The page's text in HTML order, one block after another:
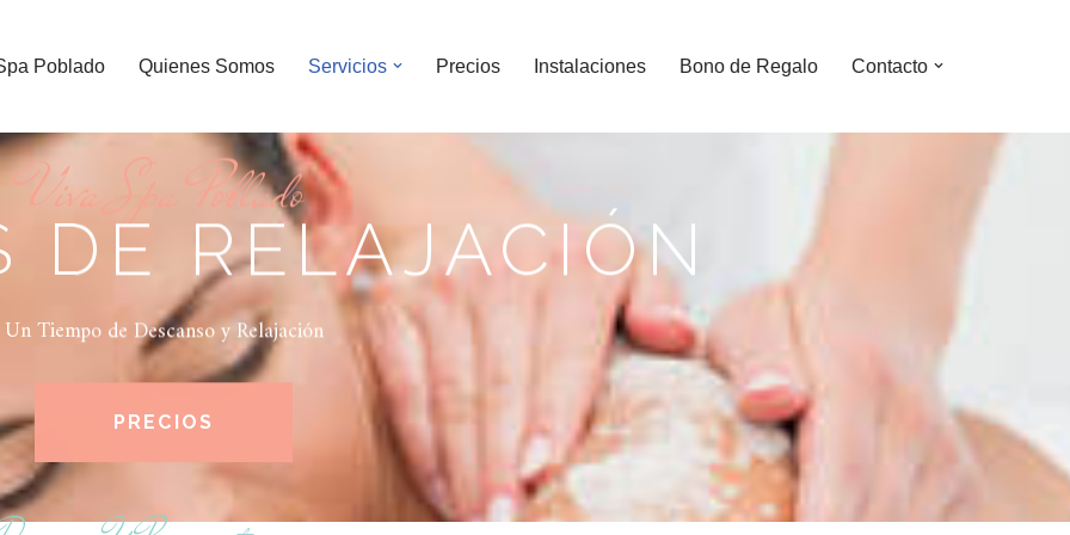
Poblado Quienes Somos Servicios Precios Instalaciones Bono de Regalo Contacto
Viva Spa Poblado
DE RELAJACIÓN
Un Tiempo de Descanso y Relajación
PRECIOS